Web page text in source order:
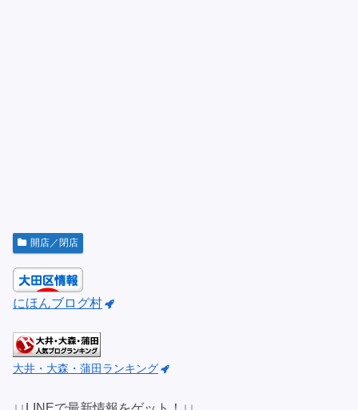
開店／閉店
にほんブログ村
大井・大森・蒲田ランキング